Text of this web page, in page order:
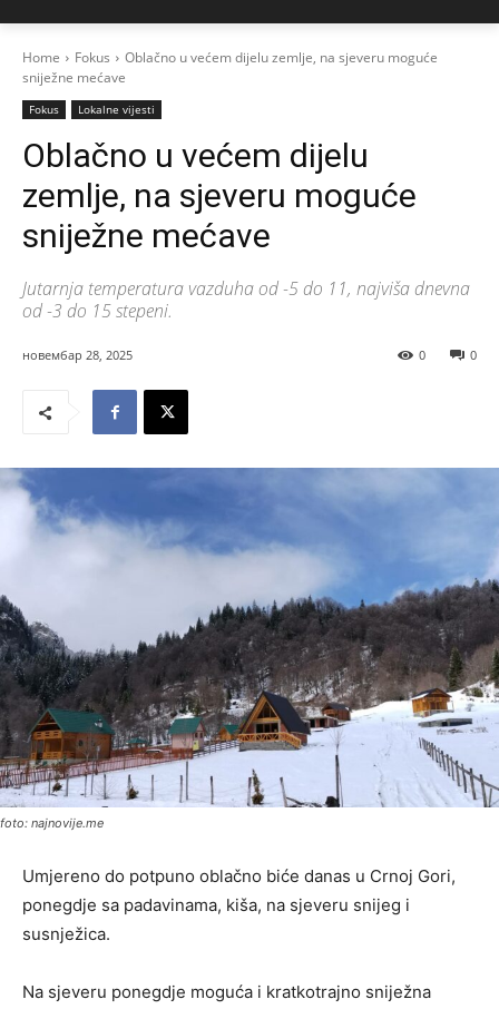
Home Fokus
Oblačno u većem dijelu zemlje, na sjeveru moguće
sniježne mećave
Fokus Lokalne vijesti
Oblačno u većem dijelu
zemlje, na sjeveru moguće
sniježne mećave
Jutarnja temperatura vazduha od -5 do 11, najviša dnevna
od -3 do 15 stepeni.
новембар 28, 2025 0
0
foto: najnovije.me
Umjereno do potpuno oblačno biće danas u Crnoj Gori,
ponegdje sa padavinama, kiša, na sjeveru snijeg i
susnježica.
Na sjeveru ponegdje moguća i kratkotrajno sniježna